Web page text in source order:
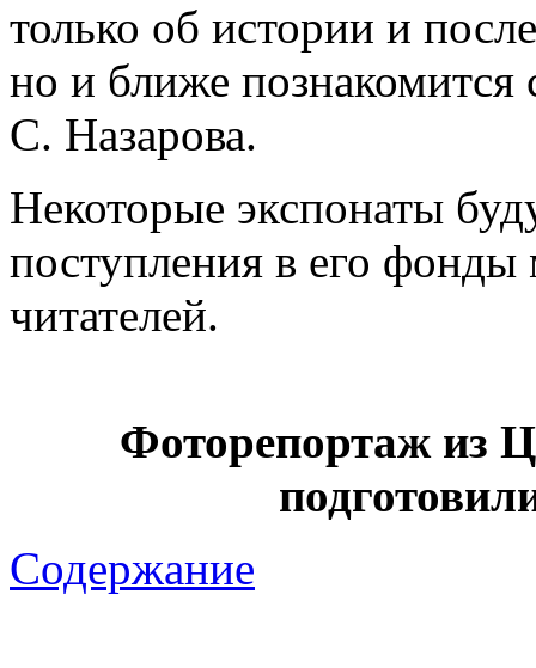
только об истории и
но и ближе
С. Назарова.
Некоторые экспонаты
поступления в его
читателей.
Фоторепортаж из
Содержание